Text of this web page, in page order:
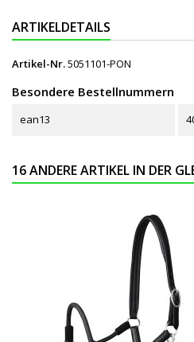
ARTIKELDETAILS
Artikel-Nr.5051101-PON
Besondere Bestellnummern
ean13
16 ANDERE ARTIKEL IN DER